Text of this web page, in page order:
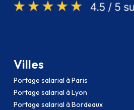
Villes
Portage salarial à Paris
Portage salarial à Lyon
Portage salarial à Bordeaux